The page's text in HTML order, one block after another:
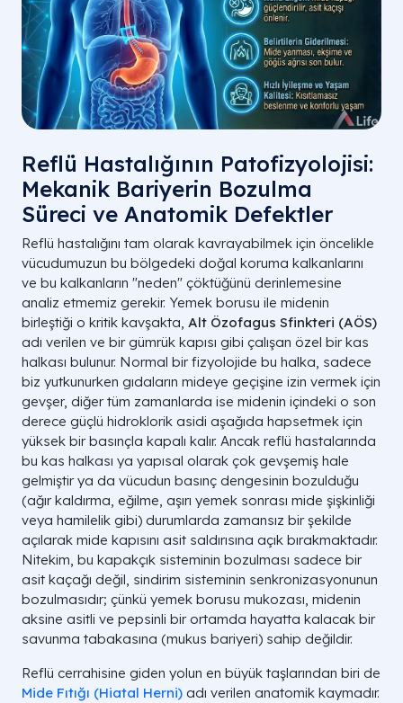
Reflü Hastalığının Patofizyolojisi:
Mekanik Bariyerin Bozulma
Süreci ve Anatomik Defektler
Reflü hastalığını tam olarak kavrayabilmek için öncelikle
vücudumuzun bu bölgedeki doğal koruma kalkanlarını
ve bu kalkanların "neden" çöktüğünü derinlemesine
analiz etmemiz gerekir. Yemek borusu ile midenin
birleştiği o kritik kavşakta, Alt Özofagus Sfinkteri (AÖS)
adı verilen ve bir gümrük kapısı gibi çalışan özel bir kas
halkası bulunur. Normal bir fizyolojide bu halka, sadece
biz yutkunurken gıdaların mideye geçişine izin vermek için
gevşer, diğer tüm zamanlarda ise midenin içindeki o son
derece güçlü hidroklorik asidi aşağıda hapsetmek için
yüksek bir basınçla kapalı kalır. Ancak reflü hastalarında
bu kas halkası ya yapısal olarak çok gevşemiş hale
gelmiştir ya da vücudun basınç dengesinin bozulduğu
(ağır kaldırma, eğilme, aşırı yemek sonrası mide şişkinliği
veya hamilelik gibi) durumlarda zamansız bir şekilde
açılarak mide kapısını asit saldırısına açık bırakmaktadır.
Nitekim, bu kapakçık sisteminin bozulması sadece bir
asit kaçağı değil, sindirim sisteminin senkronizasyonunun
bozulmasıdır; çünkü yemek borusu mukozası, midenin
aksine asitli ve pepsinli bir ortamda hayatta kalacak bir
savunma tabakasına (mukus bariyeri) sahip değildir.
Reflü cerrahisine giden yolun en büyük taşlarından biri de
Mide Fıtığı (Hiatal Herni) adı verilen anatomik kaymadır.